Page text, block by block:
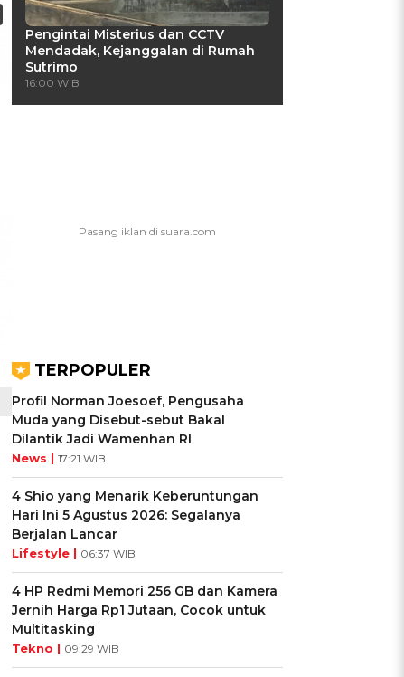
Pengintai Misterius dan CCTV
Mendadak, Kejanggalan di Rumah
Sutrimo
16:00 WIB
TERPOPULER
Profil Norman Joesoef, Pengusaha
Muda yang Disebut-sebut Bakal
Dilantik Jadi Wamenhan RI
News | 17:21 WIB
4 Shio yang Menarik Keberuntungan
Hari Ini 5 Agustus 2026: Segalanya
Berjalan Lancar
Lifestyle | 06:37 WIB
4 HP Redmi Memori 256 GB dan Kamera
Jernih Harga Rp1 Jutaan, Cocok untuk
Multitasking
Tekno | 09:29 WIB